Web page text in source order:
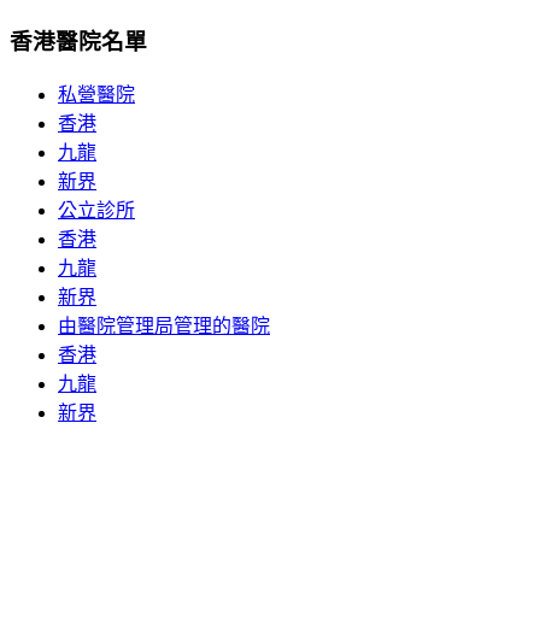
香港醫院名單
私營醫院
香港
九龍
新界
公立診所
香港
九龍
新界
由醫院管理局管理的醫院
香港
九龍
新界